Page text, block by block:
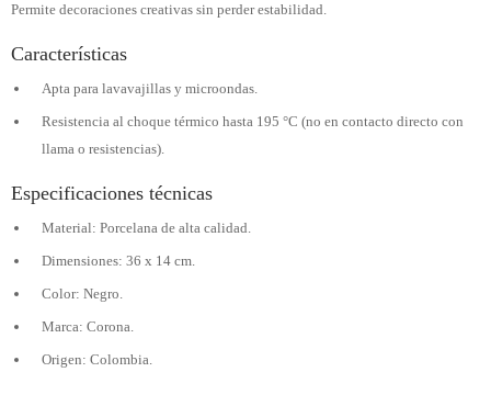
Permite decoraciones creativas sin perder estabilidad.
Características
Apta para lavavajillas y microondas.
Resistencia al choque térmico hasta 195 °C (no en contacto directo con
llama o resistencias).
Especificaciones técnicas
Material: Porcelana de alta calidad.
Dimensiones: 36 x 14 cm.
Color: Negro.
Marca: Corona.
Origen: Colombia.